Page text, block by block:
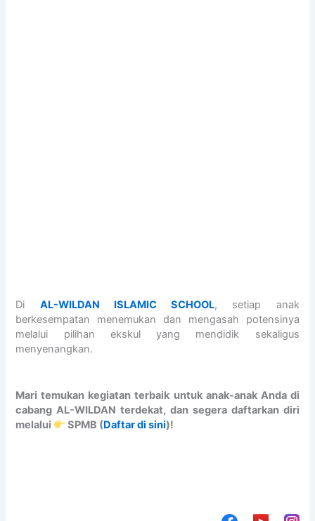
Di AL-WILDAN ISLAMIC SCHOOL, setiap anak
berkesempatan menemukan dan mengasah potensinya
melalui pilihan ekskul yang mendidik sekaligus
menyenangkan.
Mari temukan kegiatan terbaik untuk anak-anak Anda di
cabang AL-WILDAN terdekat, dan segera daftarkan diri
melalui
SPMB (Daftar di sini)!